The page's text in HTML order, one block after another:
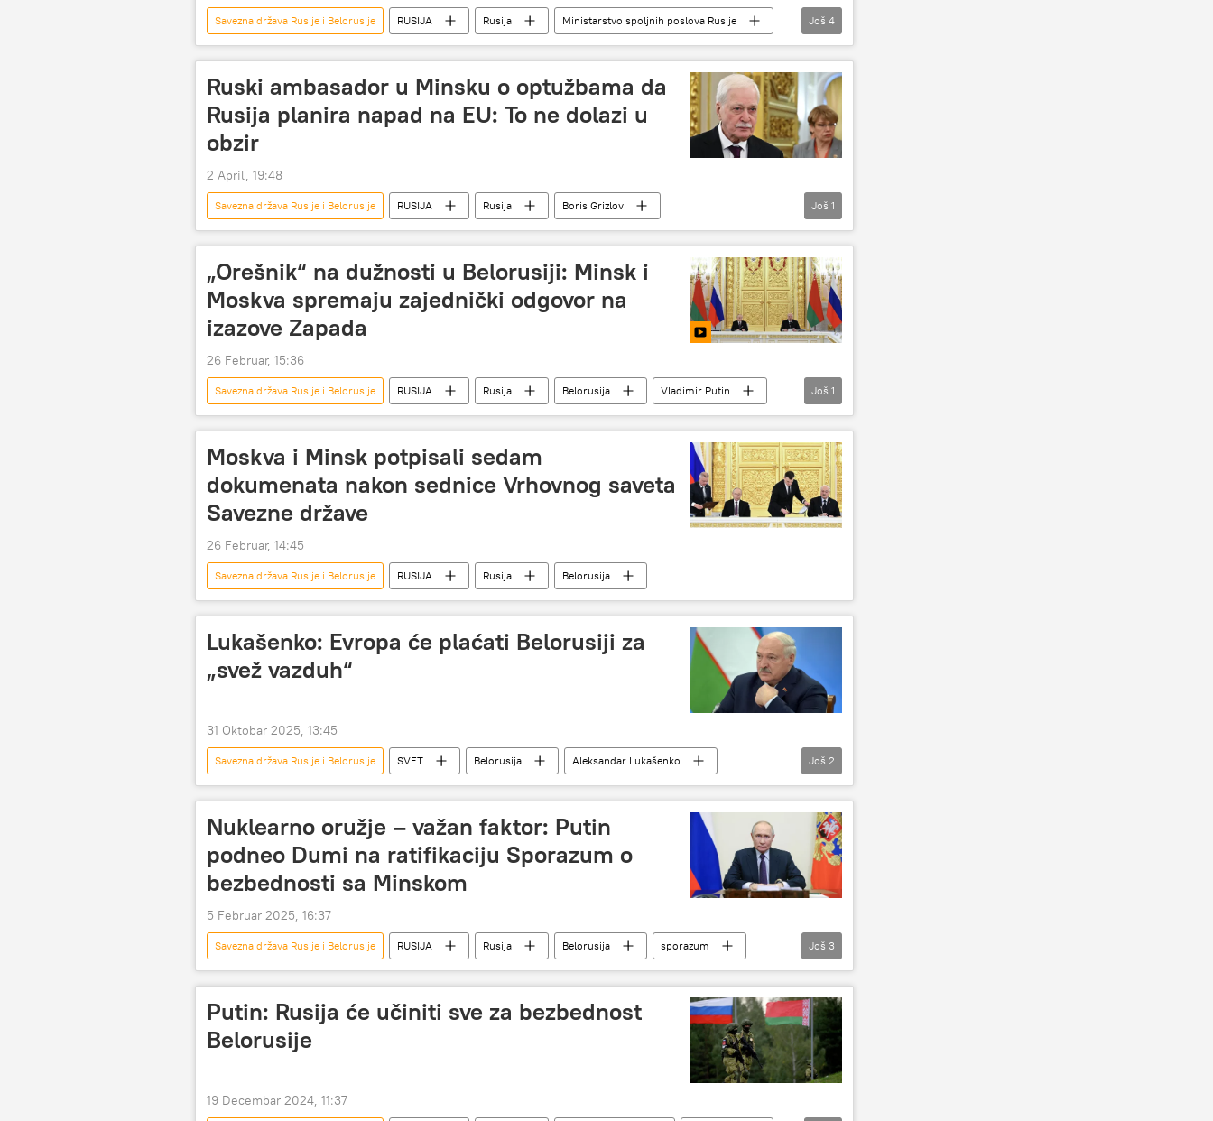
Savezna država Rusije i Belorusije RUSIJA Rusija
Ministarstvo spoljnih poslova Rusije
Belorusija
nuklearno oružje NATO Ukrajina
Još 4
Ruski ambasador u Minsku o optužbama da
Rusija planira napad na EU: To ne dolazi u
obzir
2 April, 19:48
Savezna država Rusije i Belorusije RUSIJA Rusija
Boris Grizlov
Evropska unija (EU)
Još 1
„Orešnik“ na dužnosti u Belorusiji: Minsk i
Moskva spremaju zajednički odgovor na
izazove Zapada
26 Februar, 15:36
Savezna država Rusije i Belorusije RUSIJA Rusija Belorusija
Vladimir Putin
Aleksandar Lukašenko
Još 1
Moskva i Minsk potpisali sedam
dokumenata nakon sednice Vrhovnog saveta
Savezne države
26 Februar, 14:45
Savezna država Rusije i Belorusije RUSIJA Rusija Belorusija
Lukašenko: Evropa će plaćati Belorusiji za
„svež vazduh“
31 Oktobar 2025, 13:45
Savezna država Rusije i Belorusije SVET Belorusija
Aleksandar Lukašenko
Evropska unija (EU)
vazduh
Još 2
Nuklearno oružje – važan faktor: Putin
podneo Dumi na ratifikaciju Sporazum o
bezbednosti sa Minskom
5 Februar 2025, 16:37
Savezna država Rusije i Belorusije RUSIJA Rusija Belorusija
sporazum
Vladimir Putin
ratifikacija Vjačeslav Volodin
Još 3
Putin: Rusija će učiniti sve za bezbednost
Belorusije
19 Decembar 2024, 11:37